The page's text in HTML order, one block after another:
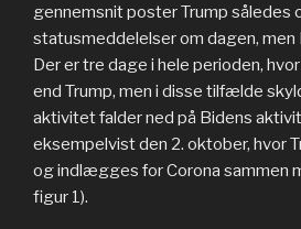
gennemsnit poster Trump således
statusmeddelelser om dagen, men
Der er tre dage i hele perioden,
end Trump, men i disse tilfælde
aktivitet falder ned på Bidens
eksempelvist den 2. oktober, hvor
og indlægges for Corona sammen
figur 1).